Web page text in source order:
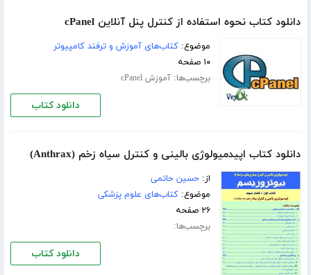
دانلود کتاب نحوه استفاده از کنترل پنل آنلاین cPanel
موضوع:کتاب‌های آموزش و ترفند کامپیوتر
۱۰ صفحه
برچسب‌ها:آموزش cPanel
دانلود کتاب
دانلود کتاب اپیدمیولوژی بالینی و كنترل سیاه زخم (Anthrax)
از:حسین حاتمی
موضوع:کتاب‌های علوم پزشکی
۲۶ صفحه
برچسب‌ها:
دانلود کتاب